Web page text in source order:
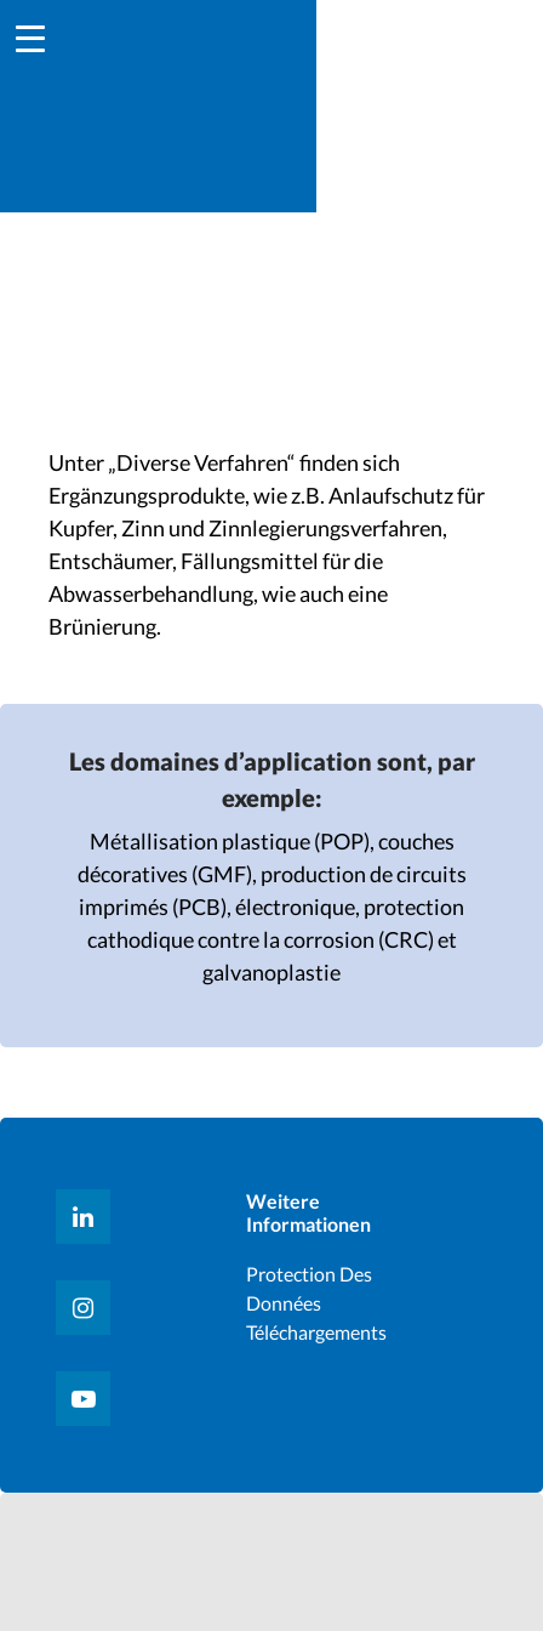
Unter „Diverse Verfahren“ finden sich
Ergänzungsprodukte, wie z.B. Anlaufschutz für
Kupfer, Zinn und Zinnlegierungsverfahren,
Entschäumer, Fällungsmittel für die
Abwasserbehandlung, wie auch eine
Brünierung.
Les domaines d’application sont, par
exemple:
Métallisation plastique (POP), couches
décoratives (GMF), production de circuits
imprimés (PCB), électronique, protection
cathodique contre la corrosion (CRC) et
galvanoplastie
Weitere
Informationen
Protection Des
Données
Téléchargements